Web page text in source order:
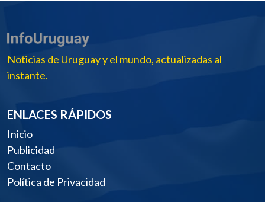
Noticias de Uruguay y el mundo, actualizadas al
instante.
ENLACES RÁPIDOS
Inicio
Publicidad
Contacto
Política de Privacidad